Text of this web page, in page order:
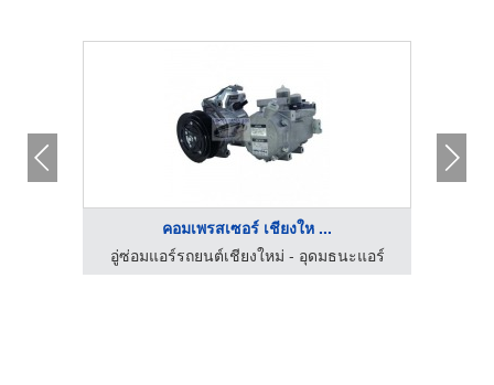
คอมเพรสเซอร์ เชียงให ...
อู่ซ่อมแอร์รถยนต์เชียงใหม่ - อุดมธนะแอร์